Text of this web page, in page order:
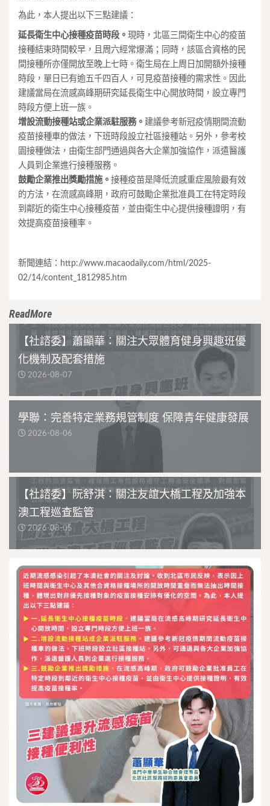
為此，本人提出以下三點建議：
延長衛生中心接種疫苗時段。 現時，北區三間衛生中心的疫苗
接種結束時間較早，且周六經常爆滿；同時，該區合資格的民
間接種所亦僅開放至晚上七時。衛生局在上周日加開額外接種
時段，單日已有逾五千四百人，可見疫苗接種的需求性。因此
建議當局在流感高峰期研究延長衛生中心開放時間，設立專門
時段方便上班一族。
增設流動接種站或企業派駐服務。 建議參考新冠疫情期間流動
疫苗接種車的做法，下班時段設立社區接種站。另外，參考校
園接種做法，由衛生部門通過與各大企業加強協作，派遣醫護
人員到企業進行接種服務。
鼓勵企業推出獎勵措施。 接種疫苗是降低流感重症風險最有效
的方法，在流感高峰期，政府可鼓勵企業批准員工在特定時段
到鄰近的衛生中心接種疫苗，並由衛生中心提供接種證明，有
效提高疫苗接種率。
新聞連結：http://www.macaodaily.com/html/2025-
02/14/content_1812985.htm
ReadMore
【社諮委】蕭顯華：關注大眾體育健身興趣班優
化機制及配套措施
2026-08-07
學聯：完善特定業務規管制度 保障青年健康發展
2026-08-06
【社諮委】阮舒淇：關注友誼大橋工程及加強本
澳工程巡查監管
2026-08-05